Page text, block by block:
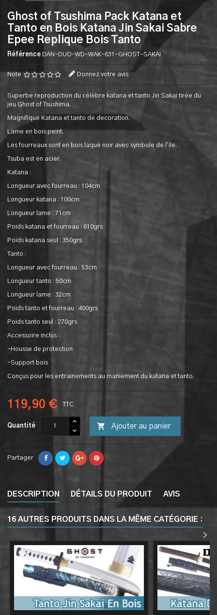
Ghost of Tsushima Pack Katana et
Tanto en Bois Katana Jin Sakai Sabre
Epee Replique Bois Tanto
Référence DAN-DUO-WD-WAK-631-GHOST-SAKAI
Note Donnez votre avis
Superbe reproduction du célèbre katana et tanto Jin Sakai tirée du
jeu Ghost of Tsushima.
Magnifique Katana et tanto de decoration.
Lame en bois peint.
Les fourreaux sont en bois laqué noir avec symbole de l'ile.
Tsuba est en acier.
Katana :
Longueur avec fourreau : 104cm
Longueur katana : 100cm
Longueur lame : 71cm
Poids katana et fourreau : 610grs
Poids katana seul : 350grs
Tanto :
Longueur avec fourreau : 53cm
Longueur tanto : 50cm
Longueur lame : 32cm
Poids tanto et fourreau : 400grs
Poids tanto seul : 270grs
Accessoire inclus :
-Housse de protection
-Support bois
Conçus pour les entrainements au maniement du katana et tanto.
119,90 € TTC
Quantité  Ajouter au panier
Partager
DESCRIPTION DÉTAILS DU PRODUIT AVIS
16 AUTRES PRODUITS DANS LA MÊME CATÉGORIE :
>